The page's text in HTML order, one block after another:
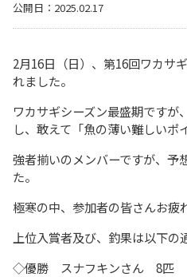
公開日： 2025.02.17
2月16日（日）、第16回ワカサ
れました。
ワカサギシーズン最盛期ですが
し、敢えて「魚の薄い難しいポ
強者揃いのメンバーですが、予
た。
極寒の中、参加者の皆さんお疲
上位入賞者及び、釣果は以下の
◇優勝 スナフキンさん 8匹